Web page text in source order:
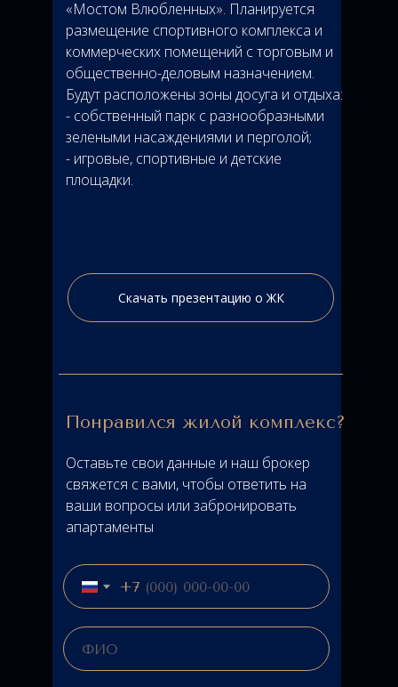
+7
«Мостом Влюбленных». Планируется
размещение спортивного комплекса и
коммерческих помещений с торговым и
общественно-деловым назначением.
Будут расположены зоны досуга и отдыха:
- собственный парк с разнообразными
зелеными насаждениями и перголой;
- игровые, спортивные и детские
площадки.
Понравился жилой комплекс?
Оставьте свои данные и наш брокер
свяжется с вами, чтобы ответить на
ваши вопросы или забронировать
апартаменты
Скачать презентацию о ЖК